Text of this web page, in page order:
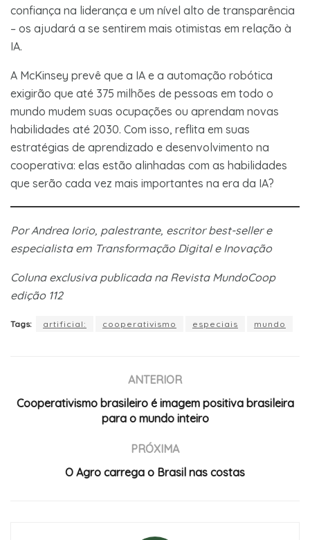
confiança na liderança e um nível alto de transparência
– os ajudará a se sentirem mais otimistas em relação à
IA.
A McKinsey prevê que a IA e a automação robótica
exigirão que até 375 milhões de pessoas em todo o
mundo mudem suas ocupações ou aprendam novas
habilidades até 2030. Com isso, reflita em suas
estratégias de aprendizado e desenvolvimento na
cooperativa: elas estão alinhadas com as habilidades
que serão cada vez mais importantes na era da IA?
Por Andrea Iorio, palestrante, escritor best-seller e
especialista em Transformação Digital e Inovação
Coluna exclusiva publicada na Revista MundoCoop
edição 112
Tags: artificial: cooperativismo especiais mundo
ANTERIOR
Cooperativismo brasileiro é imagem positiva brasileira
para o mundo inteiro
PRÓXIMA
O Agro carrega o Brasil nas costas